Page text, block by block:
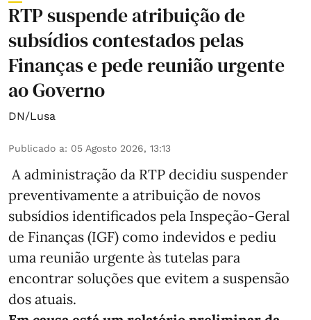
RTP suspende atribuição de
subsídios contestados pelas
Finanças e pede reunião urgente
ao Governo
DN/Lusa
Publicado a: 05 Agosto 2026, 13:13
A administração da RTP decidiu suspender
preventivamente a atribuição de novos
subsídios identificados pela Inspeção-Geral
de Finanças (IGF) como indevidos e pediu
uma reunião urgente às tutelas para
encontrar soluções que evitem a suspensão
dos atuais.